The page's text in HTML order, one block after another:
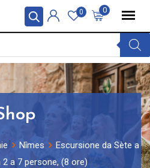
0
0
Nîmes
Escursione da Sète a
2 a 7 persone, (8 ore)